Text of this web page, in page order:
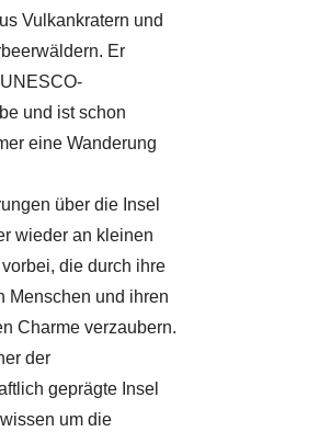
Vulkankratern und
Er
und ist schon
eine Wanderung
über die Insel
wieder an kleinen
die durch ihre
Menschen und ihren
Charme verzaubern.
der
geprägte Insel
um die